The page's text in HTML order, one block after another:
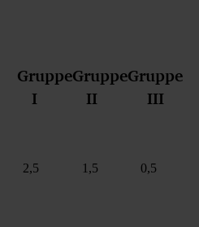
Gruppe
I
Gruppe
II
Gruppe
III
2,5 1,5 0,5